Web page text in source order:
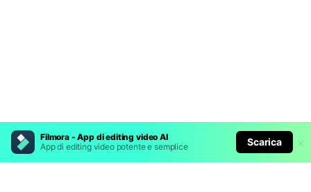
Filmora - App di editing video AI
App di editing video potente e semplice
Scarica